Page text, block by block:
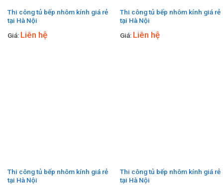
Thi công tủ bếp nhôm kính giá rẻ
tại Hà Nội
Giá: Liên hệ
Thi công tủ bếp nhôm kính giá rẻ
tại Hà Nội
Giá: Liên hệ
Thi công tủ bếp nhôm kính giá rẻ
tại Hà Nội
Thi công tủ bếp nhôm kính giá rẻ
tại Hà Nội